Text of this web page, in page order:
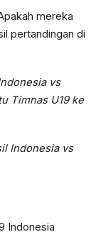
mereka
pertandingan di
vs
Timnas U19 ke
Indonesia vs
Indonesia